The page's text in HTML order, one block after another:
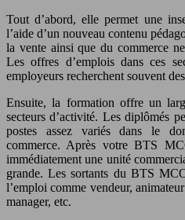
Tout d’abord, elle permet une
l’aide d’un nouveau contenu
la vente ainsi que du commerce
Les offres d’emplois dans ces
employeurs recherchent souvent
Ensuite, la formation offre un
secteurs d’activité. Les diplômés
postes assez variés dans le
commerce. Après votre BTS
immédiatement une unité
grande. Les sortants du BTS
l’emploi comme vendeur,
manager, etc.